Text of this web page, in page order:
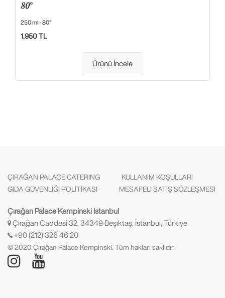
80°
250 ml - 80°
1.950 TL
Ürünü İncele
ÇIRAĞAN PALACE CATERING
KULLANIM KOŞULLARI
GIDA GÜVENLİĞİ POLİTİKASI
MESAFELİ SATIŞ SÖZLEŞMESİ
Çırağan Palace Kempinski Istanbul
Çırağan Caddesi 32, 34349 Beşiktaş, İstanbul, Türkiye
+90 (212) 326 46 20
© 2020 Çırağan Palace Kempinski. Tüm hakları saklıdır.